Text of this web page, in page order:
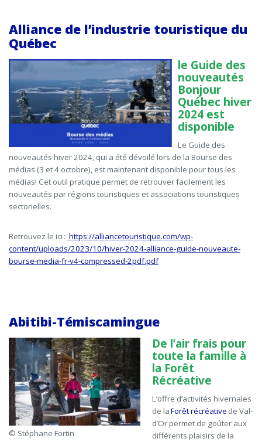
Alliance de l’industrie touristique du
Québec
le Guide des
nouveautés
Bonjour
Québec hiver
2024 est
disponible
Le Guide des
nouveautés hiver 2024, qui a été dévoilé lors de la Bourse des
médias (3 et 4 octobre), est maintenant disponible pour tous les
médias! Cet outil pratique permet de retrouver facilement les
nouveautés par régions touristiques et associations touristiques
sectorielles.
Retrouvez le ici : https://alliancetouristique.com/wp-
content/uploads/2023/10/hiver-2024-alliance-guide-nouveaute-
bourse-media-fr-v4-compressed-2pdf.pdf
Abitibi-Témiscamingue
© Stéphane Fortin
De l’air frais pour
toute la famille à
la Forêt
Récréative
L’offre d’activités hivernales
de laForêt récréative de Val-
d’Or permet de goûter aux
différents plaisirs de la